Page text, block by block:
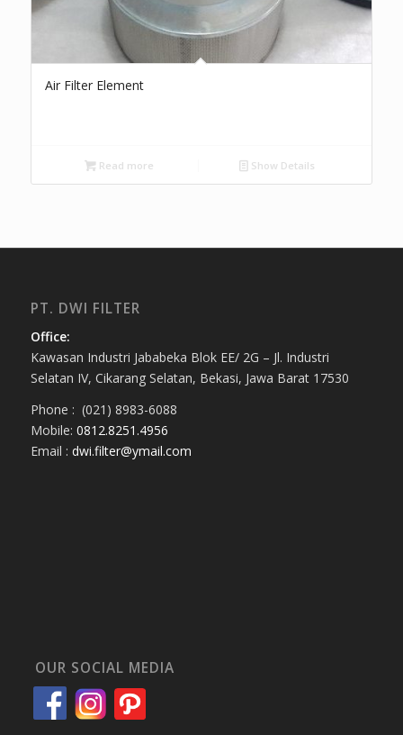
Air Filter Element
Read more Show Details
PT. DWI FILTER
Office:
Kawasan Industri Jababeka Blok EE/ 2G – Jl. Industri
Selatan IV, Cikarang Selatan, Bekasi, Jawa Barat 17530
Phone : (021) 8983-6088
Mobile: 0812.8251.4956
Email : dwi.filter@ymail.com
OUR SOCIAL MEDIA